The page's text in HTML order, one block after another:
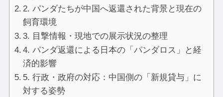
2. パンダたちが中国へ返還された背景と現在の
飼育環境
3. 目撃情報・現地での展示状況の整理
4. パンダ返還による日本の「パンダロス」と経
済的影響
5. 行政・政府の対応：中国側の「新規貸与」に
対する姿勢